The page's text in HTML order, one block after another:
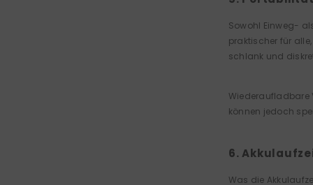
Sowohl Einweg-
praktischer für
schlank und
Wiederaufladbare
können jedoch
6.
Was die